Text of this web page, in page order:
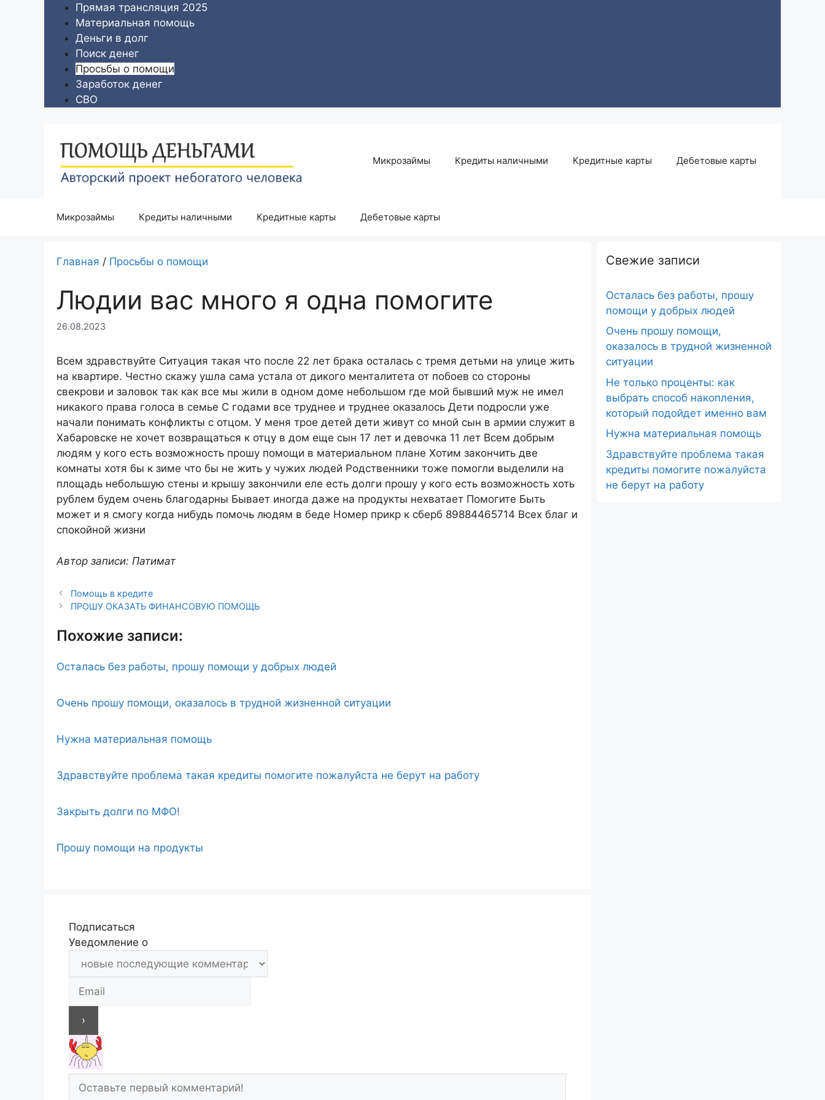
содержимому
Прямая трансляция 2025
Материальная помощь
Деньги в долг
Поиск денег
Просьбы о помощи
Заработок денег
СВО
Микрозаймы Кредиты наличными Кредитные карты Дебетовые карты
Микрозаймы Кредиты наличными Кредитные карты Дебетовые карты
Главная / Просьбы о помощи
Людии вас много я одна помогите
26.08.2023
Всем здравствуйте Ситуация такая что после 22 лет брака осталась с тремя детьми на улице жить
на квартире. Честно скажу ушла сама устала от дикого менталитета от побоев со стороны
свекрови и заловок так как все мы жили в одном доме небольшом где мой бывший муж не имел
никакого права голоса в семье С годами все труднее и труднее оказалось Дети подросли уже
начали понимать конфликты с отцом. У меня трое детей дети живут со мной сын в армии служит в
Хабаровске не хочет возвращаться к отцу в дом еще сын 17 лет и девочка 11 лет Всем добрым
людям у кого есть возможность прошу помощи в материальном плане Хотим закончить две
комнаты хотя бы к зиме что бы не жить у чужих людей Родственники тоже помогли выделили на
площадь небольшую стены и крышу закончили еле есть долги прошу у кого есть возможность хоть
рублем будем очень благодарны Бывает иногда даже на продукты нехватает Помогите Быть
может и я смогу когда нибудь помочь людям в беде Номер прикр к сберб 89884465714 Всех благ и
спокойной жизни
Автор записи: Патимат
Помощь в кредите
ПРОШУ ОКАЗАТЬ ФИНАНСОВУЮ ПОМОЩЬ
Похожие записи:
Осталась без работы, прошу помощи у добрых людей
Очень прошу помощи, оказалось в трудной жизненной ситуации
Нужна материальная помощь
Здравствуйте проблема такая кредиты помогите пожалуйста не берут на работу
Закрыть долги по МФО!
Прошу помощи на продукты
Подписаться
Уведомление о
Свежие записи
Осталась без работы, прошу
помощи у добрых людей
Очень прошу помощи,
оказалось в трудной жизненной
ситуации
Не только проценты: как
выбрать способ накопления,
который подойдет именно вам
Нужна материальная помощь
Здравствуйте проблема такая
кредиты помогите пожалуйста
не берут на работу